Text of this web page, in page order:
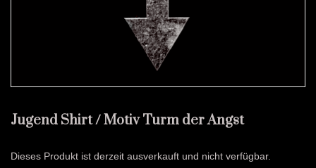
Jugend Shirt / Motiv Turm der Angst
Dieses Produkt ist derzeit ausverkauft und nicht verfügbar.